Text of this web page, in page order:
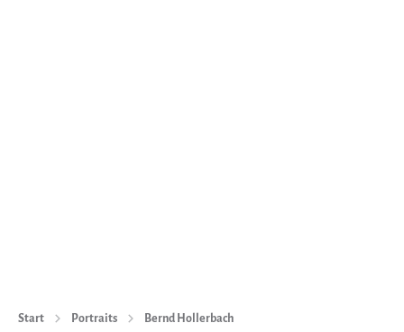
Start Portraits Bernd Hollerbach